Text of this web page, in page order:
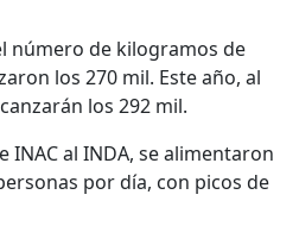
número de kilogramos de
los 270 mil. Este año, al
los 292 mil.
INAC al INDA, se alimentaron
por día, con picos de